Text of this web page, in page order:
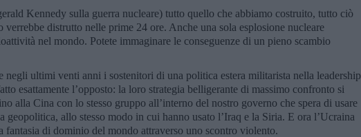
Kennedy sulla guerra nucleare) tutto quello che abbiamo costruito, tutto ciò
verrebbe distrutto nelle prime 24 ore. Anche una sola esplosione nucleare
nel mondo. Potete immaginare le conseguenze di un pieno scambio
negli ultimi venti anni i sostenitori di una politica estera militarista nella leadership
esattamente l’opposto: la loro strategia belligerante di massimo confronto si
alla Cina con lo stesso gruppo all’interno del nostro governo che spera di usare
geopolitica, allo stesso modo in cui hanno usato l’Iraq e la Siria. E ora l’Ucraina
fantasia di dominio del mondo attraverso uno scontro violento.